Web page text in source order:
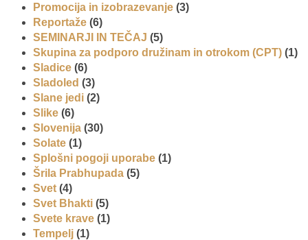
Promocija in izobrazevanje (3)
Reportaže (6)
SEMINARJI IN TEČAJ (5)
Skupina za podporo družinam in otrokom (CPT) (1)
Sladice (6)
Sladoled (3)
Slane jedi (2)
Slike (6)
Slovenija (30)
Solate (1)
Splošni pogoji uporabe (1)
Šrila Prabhupada (5)
Svet (4)
Svet Bhakti (5)
Svete krave (1)
Tempelj (1)